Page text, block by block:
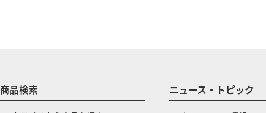
商品検索 ニュース・トピック